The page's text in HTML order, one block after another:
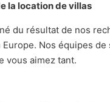
la location de villas
du résultat de nos
Europe. Nos équipes
vous aimez tant.